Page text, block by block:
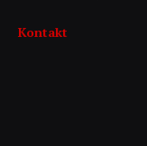
Kontakt